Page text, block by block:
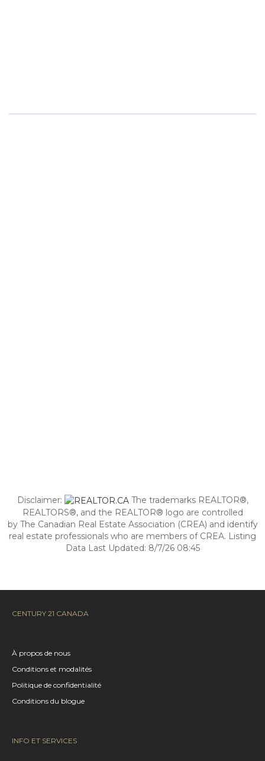
Disclaimer:
The trademarks REALTOR®,
REALTORS®, and the REALTOR® logo are controlled
by The Canadian Real Estate Association (CREA) and identify
real estate professionals who are members of CREA. Listing
Data Last Updated: 8/7/26 08:45
CENTURY 21 CANADA
À propos de nous
Conditions et modalités
Politique de confidentialité
Conditions du blogue
INFO ET SERVICES